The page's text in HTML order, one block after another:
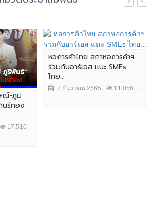
ณ์-ภูมิ
นรีทอง
17,510
หอการค้าไทย สภาหอการค้าฯ
ร่วมกับอาร์เอส แนะ SMEs
ไทย...
7 ธันวาคม 2565 11,056